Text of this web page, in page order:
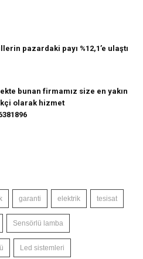
pazardaki payı %12,1’e ulaştı
bunan firmamız size en yakın
olarak hizmet
garanti elektrik tesisat
Sensörlü lamba
Led sistemleri